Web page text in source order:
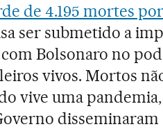
de 4.195 mortes
ser submetido a
Bolsonaro no
vivos. Mortos
vive uma